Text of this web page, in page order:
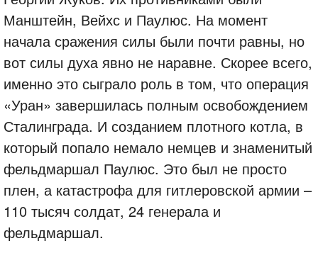
Манштейн, Вейхс и Паулюс. На момент
начала сражения силы были почти равны, но
вот силы духа явно не наравне. Скорее всего,
именно это сыграло роль в том, что операция
«Уран» завершилась полным освобождением
Сталинграда. И созданием плотного котла, в
который попало немало немцев и знаменитый
фельдмаршал Паулюс. Это был не просто
плен, а катастрофа для гитлеровской армии –
110 тысяч солдат, 24 генерала и
фельдмаршал.